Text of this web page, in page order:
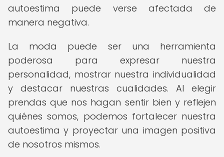
autoestima puede verse afectada de
manera negativa.
La moda puede ser una herramienta
poderosa para expresar nuestra
personalidad, mostrar nuestra individualidad
y destacar nuestras cualidades. Al elegir
prendas que nos hagan sentir bien y reflejen
quiénes somos, podemos fortalecer nuestra
autoestima y proyectar una imagen positiva
de nosotros mismos.